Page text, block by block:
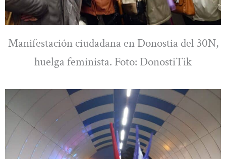
Manifestación ciudadana en Donostia del 30N,
huelga feminista. Foto: DonostiTik